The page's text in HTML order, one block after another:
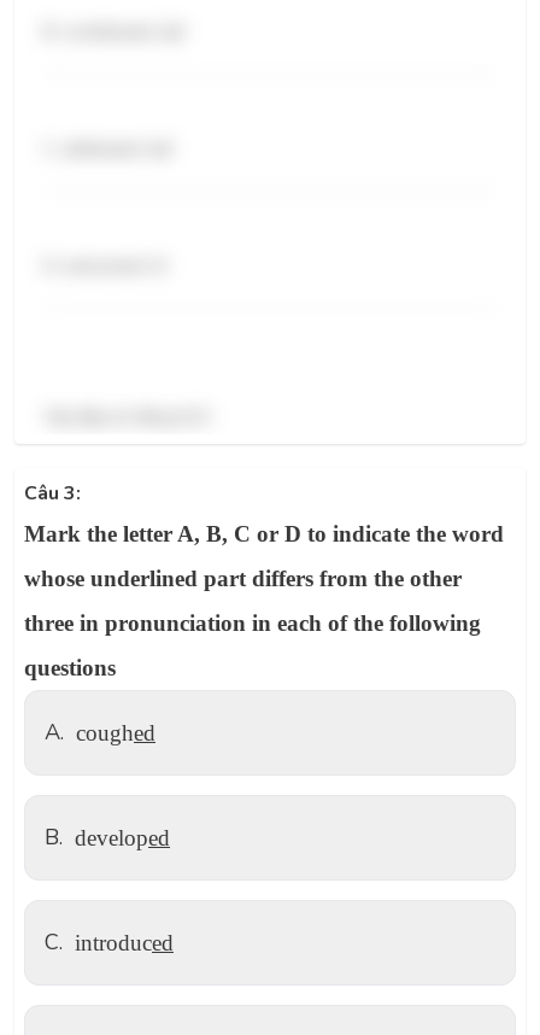
Câu 3:
Mark the letter A, B, C or D to indicate the word
whose underlined part differs from the other
three in pronunciation in each of the following
questions
A. coughed
B. developed
C. introduced